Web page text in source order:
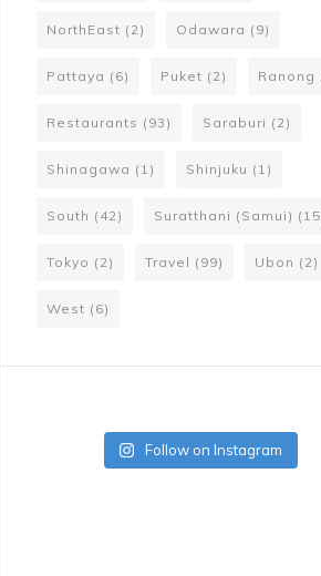
NorthEast (2) Odawara (9)
Pattaya (6) Puket (2) Ranong
Restaurants (93) Saraburi (2)
Shinagawa (1) Shinjuku (1)
South (42) Suratthani (Samui)
Tokyo (2) Travel (99) Ubon (2)
West (6)
Follow on Instagram